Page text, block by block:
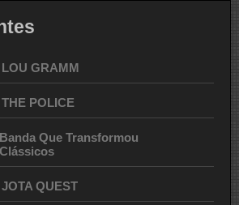
GRAMM
POLICE
Que Transformou
QUEST